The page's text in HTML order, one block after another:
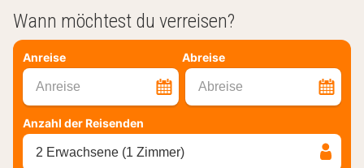
Wann möchtest du verreisen?
Anreise Abreise
Anreise Abreise
Anzahl der Reisenden
2 Erwachsene (1 Zimmer)